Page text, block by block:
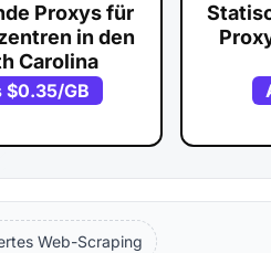
Proxys für
in den
Carolina
$0.35/GB
Web-Scraping